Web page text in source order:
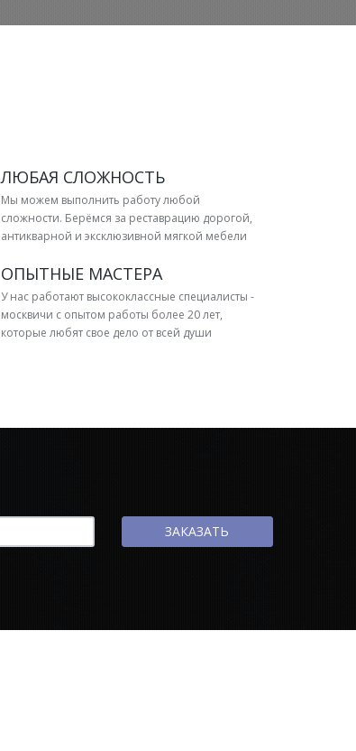
ЛЮБАЯ СЛОЖНОСТЬ
Мы можем выполнить работу любой
сложности. Берёмся за реставрацию дорогой,
антикварной и эксклюзивной мягкой мебели
ОПЫТНЫЕ МАСТЕРА
У нас работают высококлассные специалисты -
москвичи с опытом работы более 20 лет,
которые любят свое дело от всей души